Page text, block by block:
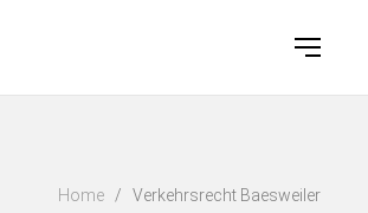
Home / Verkehrsrecht Baesweiler